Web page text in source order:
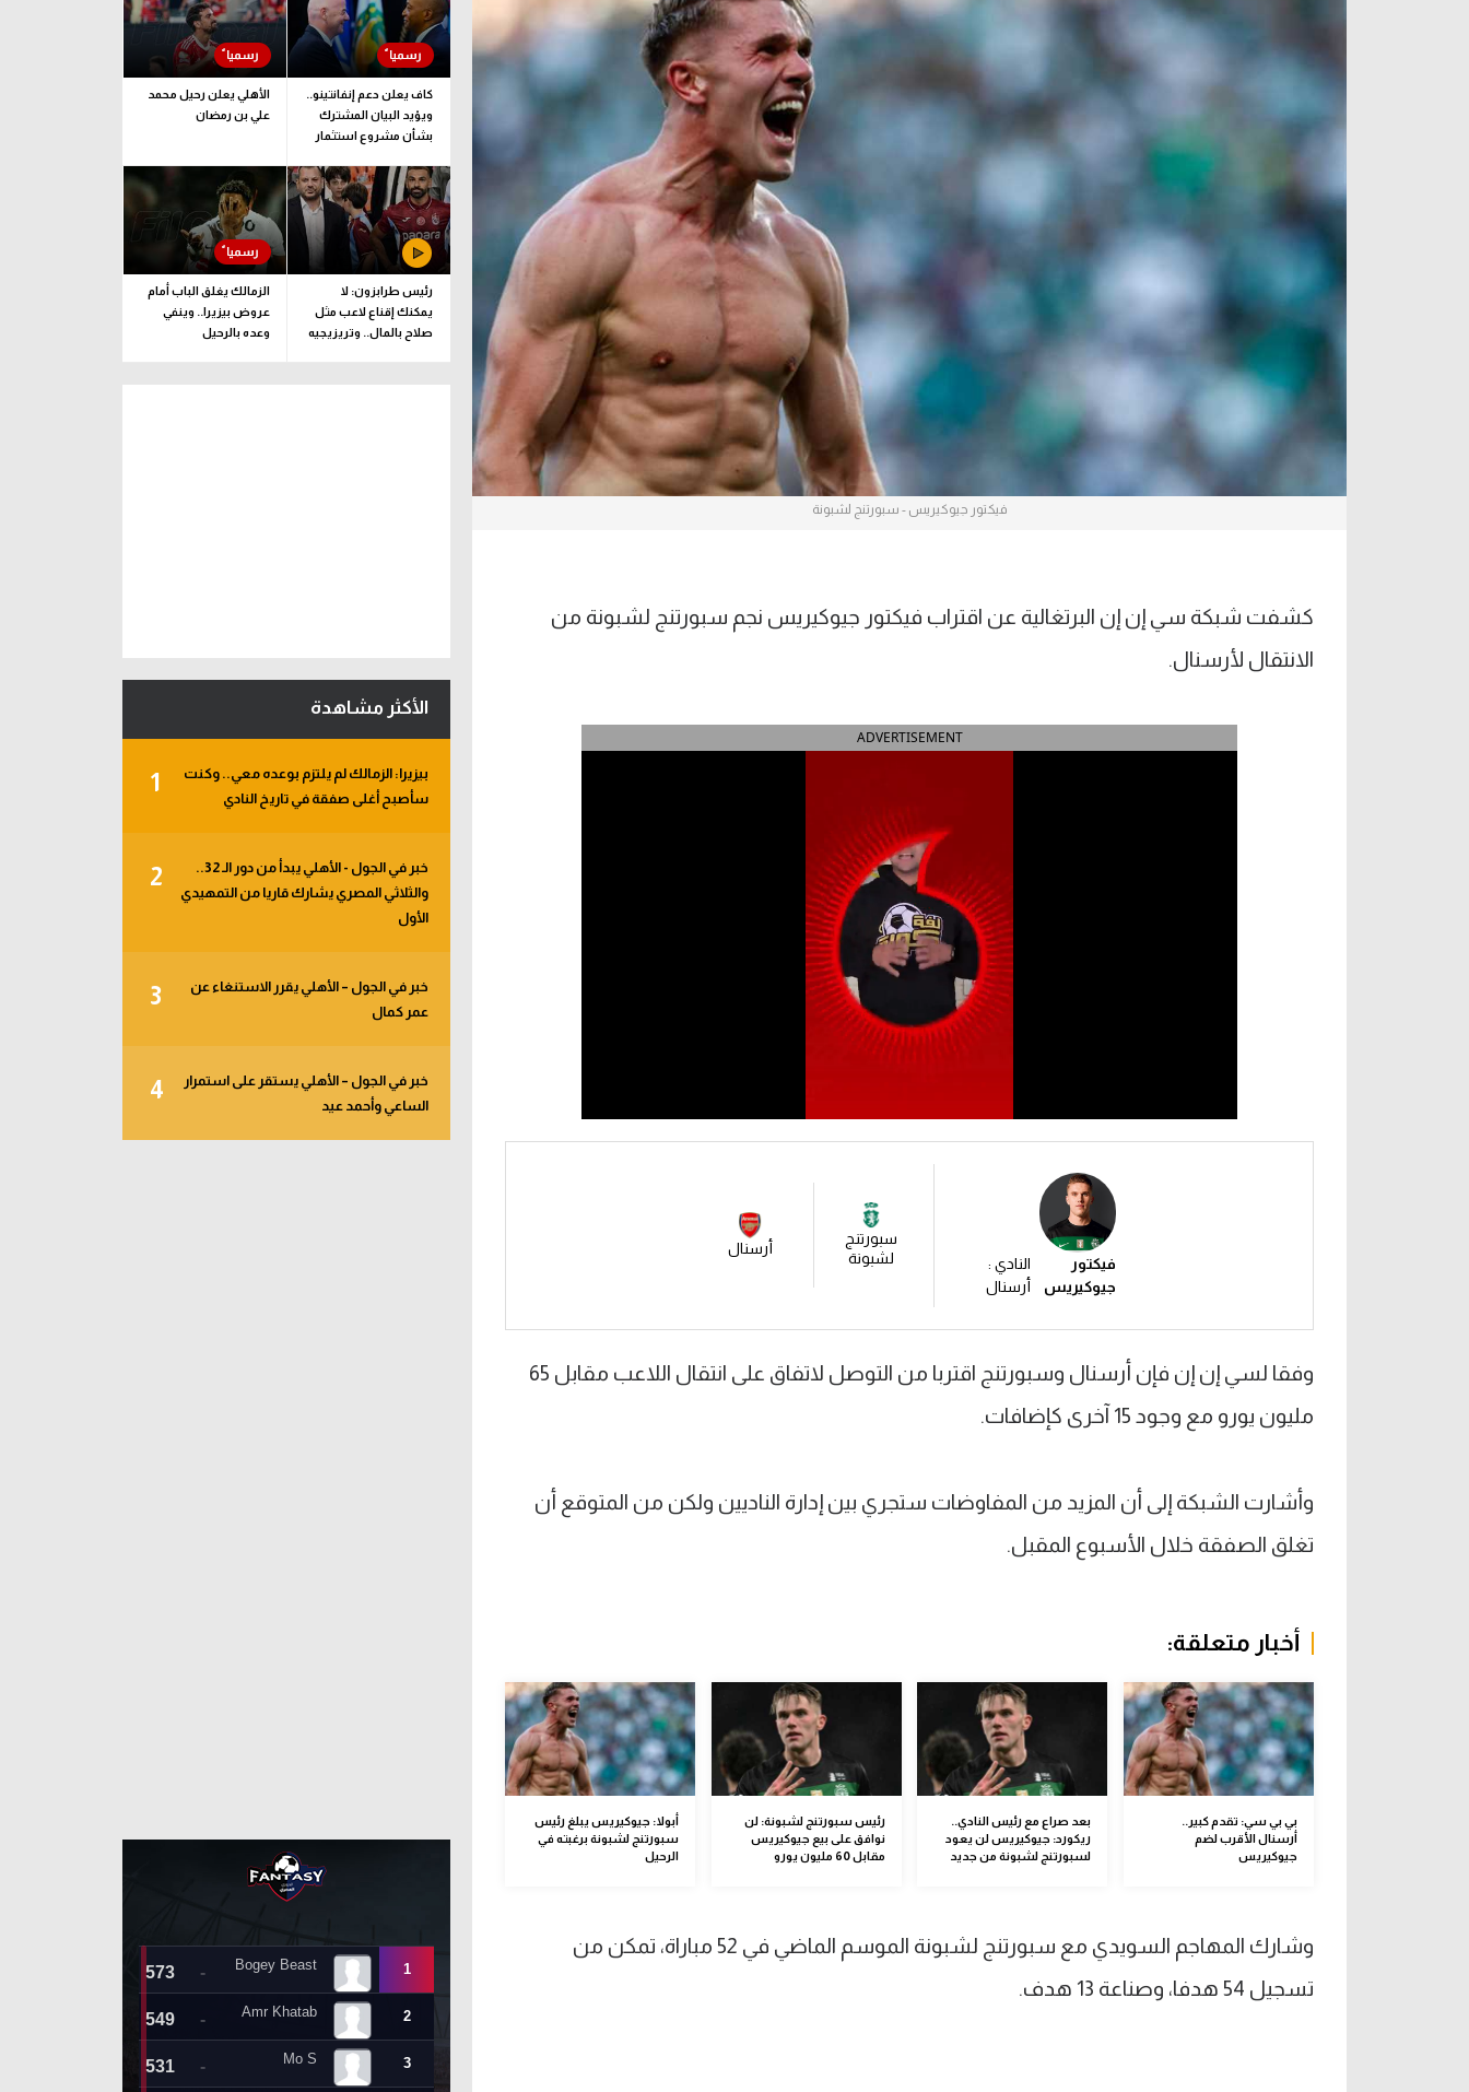
الدوري السعودي للمحترفين
دوري أبطال إفريقيا
دوري أبطال أوروبا
القسم الثاني
رياضات أخرى
فيكتور جيوكيريس - سبورتنج لشبونة
كشفت شبكة سي إن إن البرتغالية عن اقتراب فيكتور جيوكيريس نجم سبورتنج لشبونة من
الانتقال لأرسنال.
ADVERTISEMENT
فيكتور
جيوكيريس
النادي :
أرسنال
سبورتنج
لشبونة
أرسنال
وفقا لسي إن إن فإن أرسنال وسبورتنج اقتربا من التوصل لاتفاق على انتقال اللاعب مقابل 65
مليون يورو مع وجود 15 آخرى كإضافات.
وأشارت الشبكة إلى أن المزيد من المفاوضات ستجري بين إدارة الناديين ولكن من المتوقع أن
تغلق الصفقة خلال الأسبوع المقبل.
أخبار متعلقة:
بي بي سي: تقدم كبير..
أرسنال الأقرب لضم
جيوكيريس
بعد صراع مع رئيس النادي..
ريكورد: جيوكيريس لن يعود
لسبورتنج لشبونة من جديد
رئيس سبورتنج لشبونة: لن
نوافق على بيع جيوكيريس
مقابل 60 مليون يورو
أبولا: جيوكيريس يبلغ رئيس
سبورتنج لشبونة برغبته في
الرحيل
وشارك المهاجم السويدي مع سبورتنج لشبونة الموسم الماضي في 52 مباراة، تمكن من
تسجيل 54 هدفا، وصناعة 13 هدف.
كاف يعلن دعم إنفانتينو..
ويؤيد البيان المشترك
بشأن مشروع استثمار
الأهلي يعلن رحيل محمد
علي بن رمضان
رئيس طرابزون: لا
يمكنك إقناع لاعب مثل
صلاح بالمال.. وتريزيجيه
الزمالك يغلق الباب أمام
عروض بيزيرا.. وينفي
وعده بالرحيل
الأكثر مشاهدة
1
بيزيرا: الزمالك لم يلتزم بوعده معي.. وكنت
سأصبح أغلى صفقة في تاريخ النادي
2
خبر في الجول - الأهلي يبدأ من دور الـ 32..
والثلاثي المصري يشارك قاريا من التمهيدي
الأول
3
خبر في الجول – الأهلي يقرر الاستنغاء عن
عمر كمال
4
خبر في الجول – الأهلي يستقر على استمرار
الساعي وأحمد عيد